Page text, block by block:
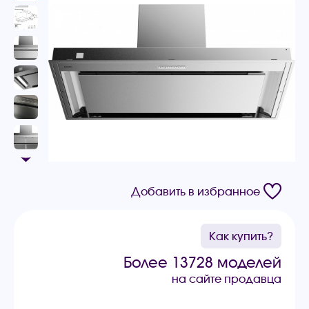
Добавить в избранное
Как купить?
Более 13728 моделей
на сайте продавца